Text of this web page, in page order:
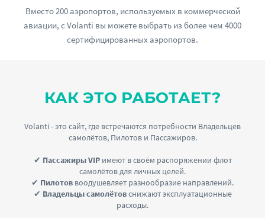
Вместо 200 аэропортов, используемых в коммерческой
авиации, с Volanti вы можете выбрать из более чем 4000
сертифицированных аэропортов.
КАК ЭТО РАБОТАЕТ?
Volanti - это сайт, где встречаются потребности Владельцев
самолётов, Пилотов и Пассажиров.
✔ Пассажиры VIPимеют в своём распоряжении флот
самолётов для личных целей.
✔ Пилотов воодушевляет разнообразие направлений.
✔ Владельцы самолётовснижают эксплуатационные
расходы.